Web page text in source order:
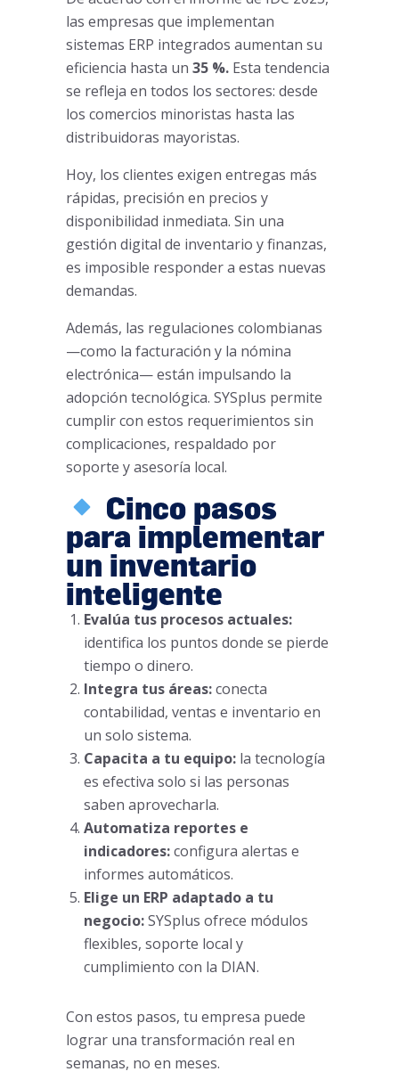
las empresas que implementan
sistemas ERP integrados aumentan su
eficiencia hasta un35 %. Esta tendencia
se refleja en todos los sectores: desde
los comercios minoristas hasta las
distribuidoras mayoristas.
Hoy, los clientes exigen entregas más
rápidas, precisión en precios y
disponibilidad inmediata. Sin una
gestión digital de inventario y finanzas,
es imposible responder a estas nuevas
demandas.
Además, las regulaciones colombianas
—como la facturación y la nómina
electrónica— están impulsando la
adopción tecnológica. SYSplus permite
cumplir con estos requerimientos sin
complicaciones, respaldado por
soporte y asesoría local.
Cinco pasos
para implementar
un inventario
inteligente
Evalúa tus procesos actuales:
identifica los puntos donde se pierde
tiempo o dinero.
Integra tus áreas:conecta
contabilidad, ventas e inventario en
un solo sistema.
Capacita a tu equipo: la tecnología
es efectiva solo si las personas
saben aprovecharla.
Automatiza reportes e
indicadores:configura alertas e
informes automáticos.
Elige un ERP adaptado a tu
negocio:SYSplus ofrece módulos
flexibles, soporte local y
cumplimiento con la DIAN.
Con estos pasos, tu empresa puede
lograr una transformación real en
semanas, no en meses.